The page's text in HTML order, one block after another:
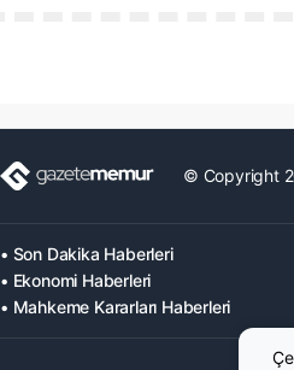
© Copyright
• Son Dakika Haberleri
• Ekonomi Haberleri
• Mahkeme Kararları Haberleri